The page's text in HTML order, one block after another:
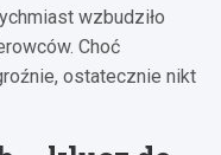
wzbudziło
Choć
ostatecznie nikt